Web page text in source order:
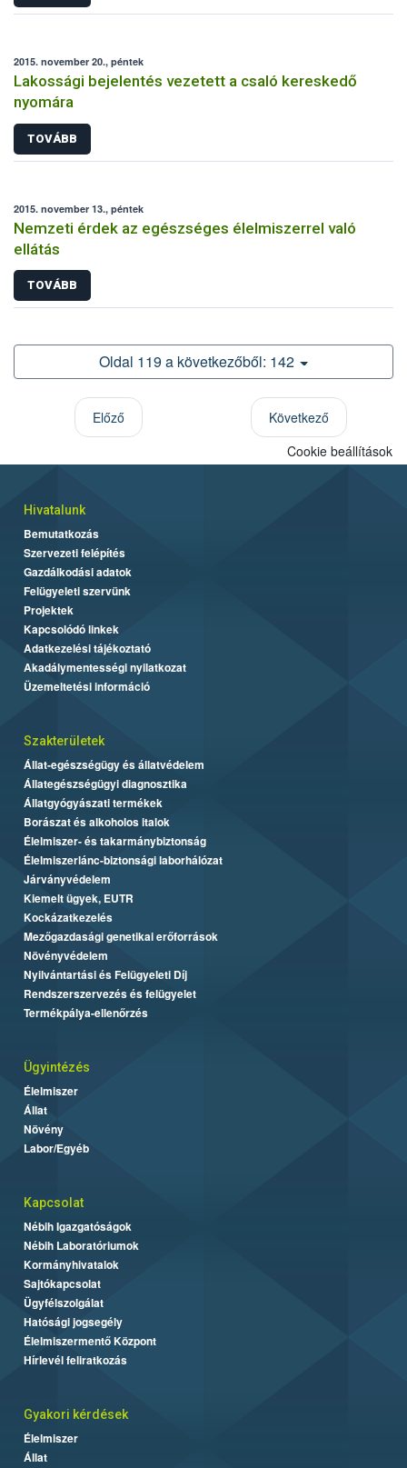
2015. november 20., péntek
Lakossági bejelentés vezetett a csaló kereskedő
nyomára
TOVÁBB
2015. november 13., péntek
Nemzeti érdek az egészséges élelmiszerrel való
ellátás
TOVÁBB
Oldal 119 a következőből: 142
Előző
Következő
Cookie beállítások
Hivatalunk
Bemutatkozás
Szervezeti felépítés
Gazdálkodási adatok
Felügyeleti szervünk
Projektek
Kapcsolódó linkek
Adatkezelési tájékoztató
Akadálymentességi nyilatkozat
Üzemeltetési információ
Szakterületek
Állat-egészségügy és állatvédelem
Állategészségügyi diagnosztika
Állatgyógyászati termékek
Borászat és alkoholos italok
Élelmiszer- és takarmánybiztonság
Élelmiszerlánc-biztonsági laborhálózat
Járványvédelem
Kiemelt ügyek, EUTR
Kockázatkezelés
Mezőgazdasági genetikai erőforrások
Növényvédelem
Nyilvántartási és Felügyeleti Díj
Rendszerszervezés és felügyelet
Termékpálya-ellenőrzés
Ügyintézés
Élelmiszer
Állat
Növény
Labor/Egyéb
Kapcsolat
Nébih Igazgatóságok
Nébih Laboratóriumok
Kormányhivatalok
Sajtókapcsolat
Ügyfélszolgálat
Hatósági jogsegély
Élelmiszermentő Központ
Hírlevél feliratkozás
Gyakori kérdések
Élelmiszer
Állat